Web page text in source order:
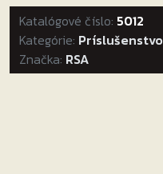
moto
Chopperc
so
zámkom
Katalógové číslo: 5012
Kategórie: Príslušenstvo
Značka: RSA